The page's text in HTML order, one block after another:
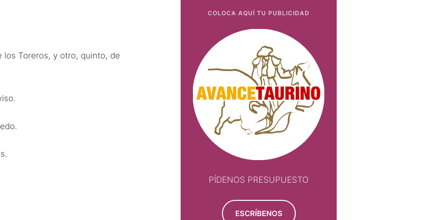
los Toreros, y otro, quinto, de
COLOCA AQUÍ TU PUBLICIDAD
PÍDENOS PRESUPUESTO
ESCRÍBENOS